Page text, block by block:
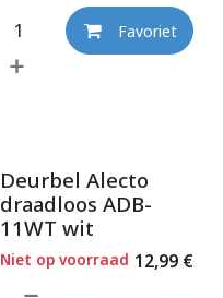
Favoriet
Deurbel Alecto
draadloos ADB-
11WT wit
12,99€
Niet op voorraad